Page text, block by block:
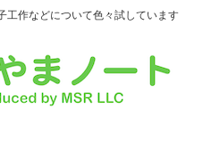
工作などについて色々試しています